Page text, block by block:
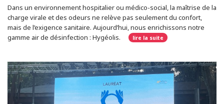
Dans un environnement hospitalier ou médico-social, la maîtrise de la
charge virale et des odeurs ne relève pas seulement du confort,
mais de l’exigence sanitaire. Aujourd’hui, nous enrichissons notre
gamme air de désinfection : Hygéolis.
lire la suite